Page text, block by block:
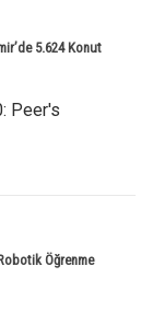
5.624 Konut
Peer's
Öğrenme